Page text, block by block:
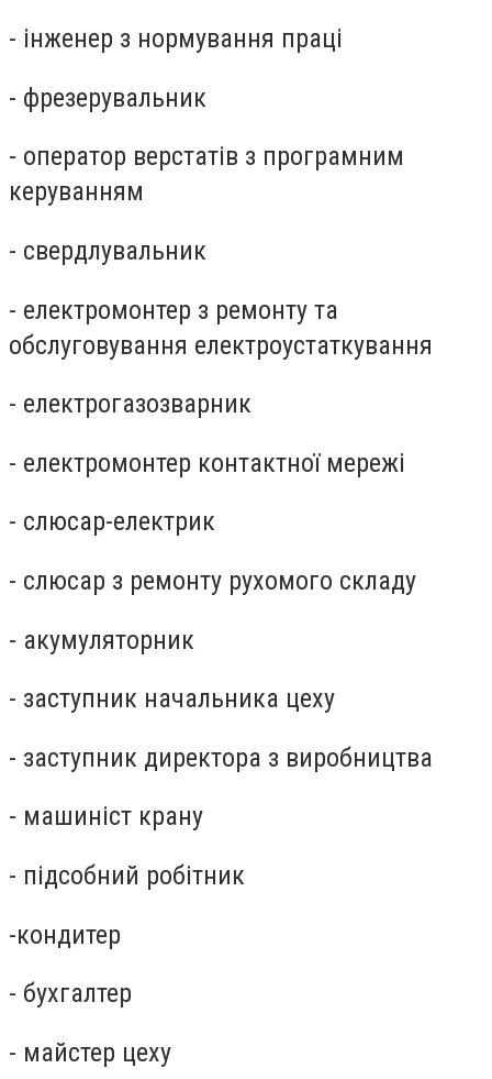
- інженер з нормування праці
- фрезерувальник
- оператор верстатів з програмним
керуванням
- свердлувальник
- електромонтер з ремонту та
обслуговування електроустаткування
- електрогазозварник
- електромонтер контактної мережі
- слюсар-електрик
- слюсар з ремонту рухомого складу
- акумуляторник
- заступник начальника цеху
- заступник директора з виробництва
- машиніст крану
- підсобний робітник
-кондитер
- бухгалтер
- майстер цеху